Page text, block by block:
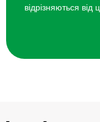
відрізняються від